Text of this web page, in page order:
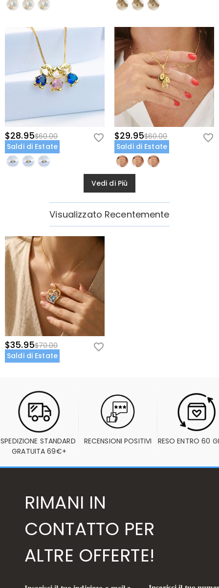
prolungata all'acqua o a sostanze chimiche aggressive. Pulisci
quando non la indossi.
Celebra le persone e i momenti che contano di più. Crea oggi la tua
collana personalizzata a cuore con pietra del mese e fai un regalo
che sarà custodito per tutta la vita. Ordina ora per assicurarti che
arrivi in tempo per la tua occasione speciale.
Informazioni delle Collane
$28.95$60.00
Saldi di Estate
$29.95$60.00
Saldi di Estate
Vedi di Più
Visualizzato Recentemente
$35.95$70.00
Saldi di Estate
SPEDIZIONE STANDARD
GRATUITA 69€+
RECENSIONI POSITIVI RESO ENTRO 60
RIMANI IN
CONTATTO PER
ALTRE OFFERTE!